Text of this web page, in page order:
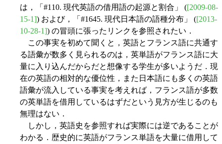
は，「#110. 現代英語の借用語の起源と割合」 ([2009-08-
15-1]) および，「#1645. 現代日本語の語種分布」 ([2013-
10-28-1]) の冒頭に張ったリンクを参照されたい．
この事実を初めて聞くと，英語とフランス語に共通す
る語彙が数多く見られるのは，英単語がフランス語に大
量に入り込んだからだと想像する学生が多いようだ．現
在の英語の相対的な優位性，また日本語にも多くの英語
語彙が流入している事実を考えれば，フランス語が多数
の英単語を借用しているはずだという見方が生じるのも
無理はない．
しかし，英語史を参照すれば実際には逆であることが
わかる．歴史的に英語がフランス単語を大量に借用して